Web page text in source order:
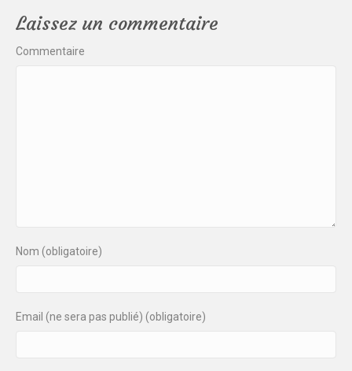
Laissez un commentaire
Commentaire
Nom (obligatoire)
Email (ne sera pas publié) (obligatoire)